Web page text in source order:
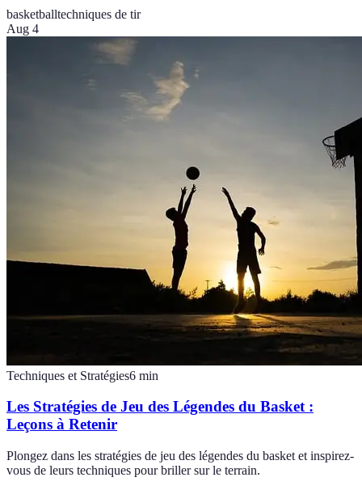
basketballtechniques de tir
Aug 4
Techniques et Stratégies6 min
Les Stratégies de Jeu des Légendes du Basket :
Leçons à Retenir
Plongez dans les stratégies de jeu des légendes du basket et inspirez-
vous de leurs techniques pour briller sur le terrain.